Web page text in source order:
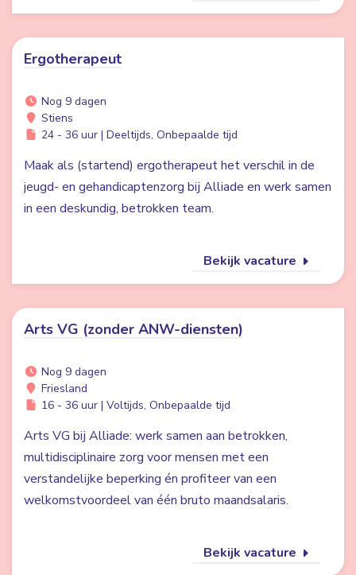
Ergotherapeut
Nog 9 dagen
Stiens
24 - 36 uur | Deeltijds, Onbepaalde tijd
Maak als (startend) ergotherapeut het verschil in de
jeugd- en gehandicaptenzorg bij Alliade en werk samen
in een deskundig, betrokken team.
Bekijk vacature
Arts VG (zonder ANW-diensten)
Nog 9 dagen
Friesland
16 - 36 uur | Voltijds, Onbepaalde tijd
Arts VG bij Alliade: werk samen aan betrokken,
multidisciplinaire zorg voor mensen met een
verstandelijke beperking én profiteer van een
welkomstvoordeel van één bruto maandsalaris.
Bekijk vacature